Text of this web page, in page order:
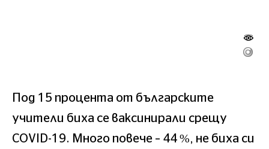
Под 15 процента от българските
учители биха се ваксинирали срещу
COVID-19. Много повече – 44 %, не биха си